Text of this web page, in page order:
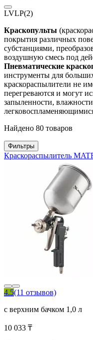
LVLP(2)
Краскопульты
покрытия различных
субстанциями,
воздушную смесь под
Пневматические
инструменты для
краскораспылители не
перегреваются и могут
запыленности,
Найдено 80 товаров
Фильтры
Краскораспылитель
4.5(11 отзывов)
с верхним бачком 1,0 л
10 033 ₸